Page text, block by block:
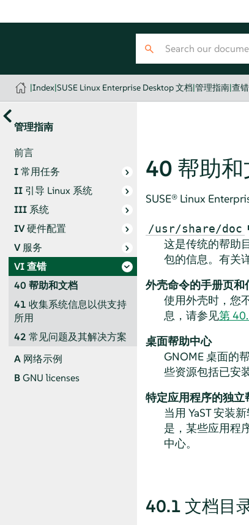
|Index|SUSE Linux Enterprise Desktop 文档|管理指南|查错
管理指南
前言
I常用任务
II 引导 Linux 系统
III 系统
IV硬件配置
V服务
VI查错
40 帮助和文档
41 收集系统信息以供支持
所用
42 常见问题及其解决方案
A 网络示例
BGNU licenses
40 帮助和
SUSE® Linux
/usr/share/doc
这是传统的帮助
包的信息。有关
外壳命令的手册页和
使用外壳时，您
息，请参见第
桌面帮助中心
GNOME 桌面的
些资源包括已安
特定应用程序的独立
当用 YaST 安装
是，某些应用程
中心。
40.1 文档目